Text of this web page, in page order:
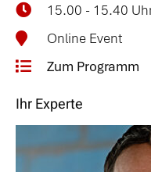
15.00 - 15.40
Online Event
Zum Programm
Ihr Experte